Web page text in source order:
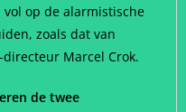
op de alarmistische
zoals dat van
Marcel Crok.
de twee